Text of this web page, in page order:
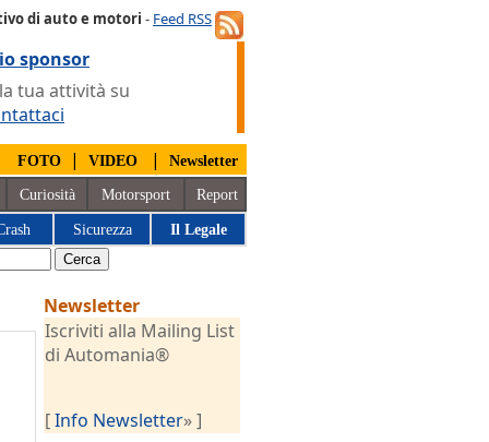
di auto e motori - Feed RSS
sponsor
tua attività su
FOTO | VIDEO | Newsletter
Curiosità Motorsport Report
Sicurezza Il Legale
Newsletter
Iscriviti alla Mailing List
di Automania®
[Info Newsletter» ]